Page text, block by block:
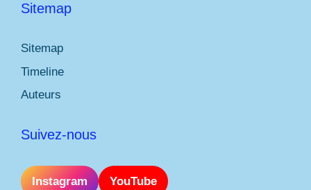
Sitemap
Sitemap
Timeline
Auteurs
Suivez-nous
Instagram YouTube